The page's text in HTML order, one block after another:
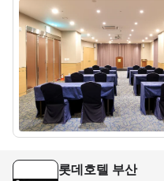
롯데호텔 부산